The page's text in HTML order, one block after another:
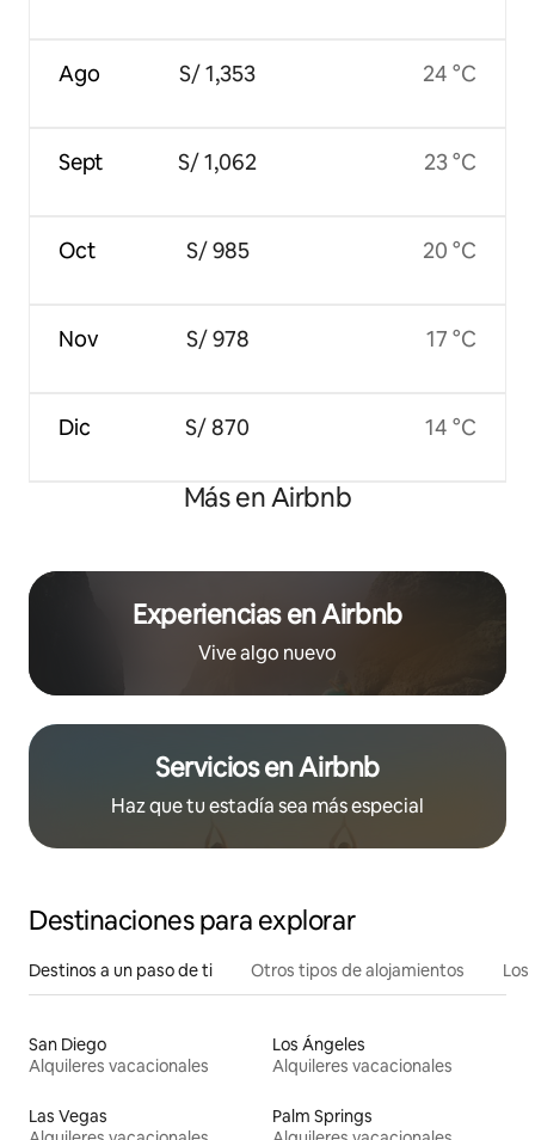
Ago
Sept
Oct
Nov
Dic
S/ 1,353
S/ 1,062
S/ 985
S/ 978
S/ 870
24 °C
23 °C
20 °C
17 °C
14 °C
Más en Airbnb
Experiencias en Airbnb
Vive algo nuevo
Servicios en Airbnb
Haz que tu estadía sea más especial
Destinaciones para explorar
Destinos a un paso de ti Otros tipos de alojamientos
San Diego
Alquileres vacacionales
Los Ángeles
Alquileres vacacionales
Las Vegas
Palm Springs